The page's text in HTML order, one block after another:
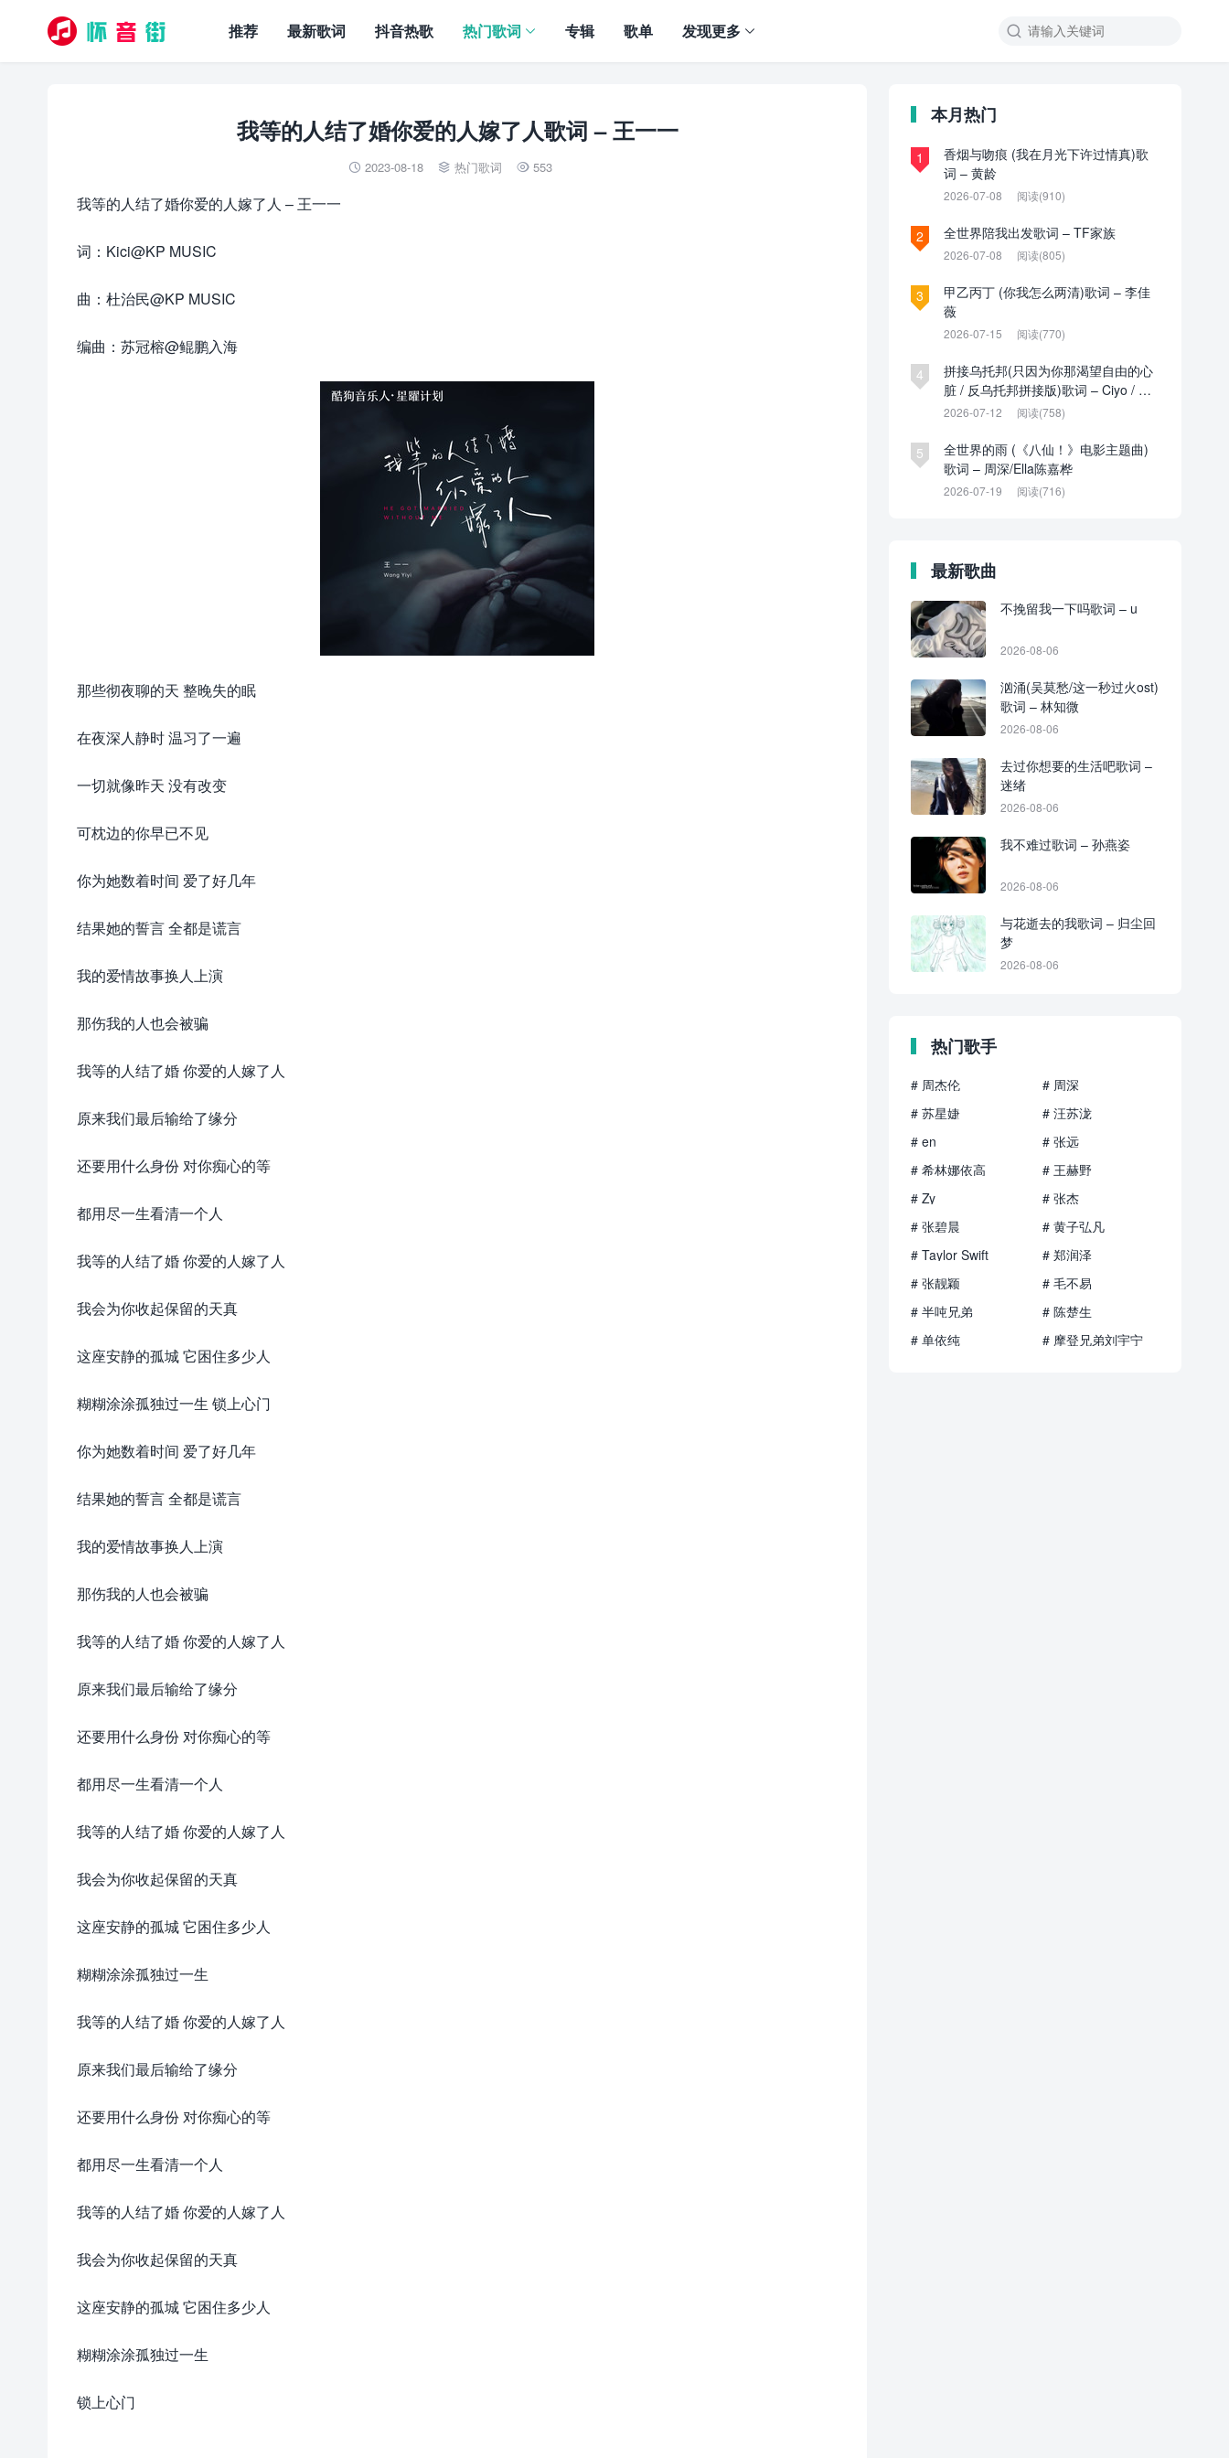

推荐 最新歌词 抖音热歌 热门歌词 专辑 歌单 发现更多
我等的人结了婚你爱的人嫁了人歌词 – 王一一
 2023-08-18  热门歌词  553
我等的人结了婚你爱的人嫁了人 – 王一一
词：Kici@KP MUSIC
曲：杜治民@KP MUSIC
编曲：苏冠榕@鲲鹏入海
那些彻夜聊的天 整晚失的眠
在夜深人静时 温习了一遍
一切就像昨天 没有改变
可枕边的你早已不见
你为她数着时间 爱了好几年
结果她的誓言 全都是谎言
我的爱情故事换人上演
那伤我的人也会被骗
我等的人结了婚 你爱的人嫁了人
原来我们最后输给了缘分
还要用什么身份 对你痴心的等
都用尽一生看清一个人
我等的人结了婚 你爱的人嫁了人
我会为你收起保留的天真
这座安静的孤城 它困住多少人
糊糊涂涂孤独过一生 锁上心门
你为她数着时间 爱了好几年
结果她的誓言 全都是谎言
我的爱情故事换人上演
那伤我的人也会被骗
我等的人结了婚 你爱的人嫁了人
原来我们最后输给了缘分
还要用什么身份 对你痴心的等
都用尽一生看清一个人
我等的人结了婚 你爱的人嫁了人
我会为你收起保留的天真
这座安静的孤城 它困住多少人
糊糊涂涂孤独过一生
我等的人结了婚 你爱的人嫁了人
原来我们最后输给了缘分
还要用什么身份 对你痴心的等
都用尽一生看清一个人
我等的人结了婚 你爱的人嫁了人
我会为你收起保留的天真
这座安静的孤城 它困住多少人
糊糊涂涂孤独过一生
锁上心门
本月热门
1
香烟与吻痕 (我在月光下许过情真)歌
词 – 黄龄
2026-07-08 阅读(910)
2 全世界陪我出发歌词 – TF家族
2026-07-08 阅读(805)
3
甲乙丙丁 (你我怎么两清)歌词 – 李佳
薇
2026-07-15 阅读(770)
4
拼接乌托邦(只因为你那渴望自由的心
脏 / 反乌托邦拼接版)歌词 – Ciyo / 见
过夏天P / 乌托邦P
2026-07-12 阅读(758)
5
全世界的雨 (《八仙！》电影主题曲)
歌词 – 周深/Ella陈嘉桦
2026-07-19 阅读(716)
最新歌曲
不挽留我一下吗歌词 – u
2026-08-06
汹涌(吴莫愁/这一秒过火ost)
歌词 – 林知微
2026-08-06
去过你想要的生活吧歌词 –
迷绪
2026-08-06
我不难过歌词 – 孙燕姿
2026-08-06
与花逝去的我歌词 – 归尘回
梦
2026-08-06
热门歌手
# 周杰伦
# 周深
# 苏星婕
# 汪苏泷
# en
# 张远
# 希林娜依高
# 王赫野
# Zy
# 张杰
# 张碧晨
# 黄子弘凡
# Taylor Swift
# 郑润泽
# 张靓颖
# 毛不易
# 半吨兄弟
# 陈楚生
# 单依纯
# 摩登兄弟刘宇宁